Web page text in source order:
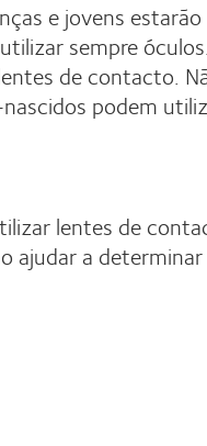
e jovens
sempre
de contacto.
podem
lentes de
ajudar a